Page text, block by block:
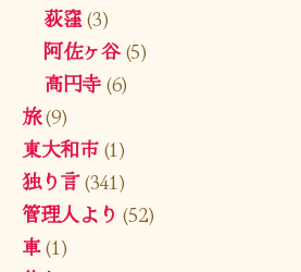
荻窪(3)
阿佐ヶ谷(5)
高円寺(6)
旅(9)
東大和市(1)
独り言(341)
管理人より (52)
車(1)